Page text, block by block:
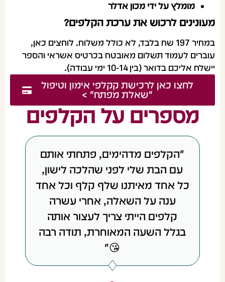
מומלץ על ידי מכון אדלר
מעונינים לרכוש את ערכת הקלפים?
במחיר 197 שח בלבד, לא כולל משלוח. לוחצים כאן,
עוברים לעמוד תשלום מאובטח בכרטיס אשראי והספר
יישלח אליכם בדואר (בין 10-14 ימי עבודה).
לחצו כאן לרכישת קקלפי אימון וטיפול
"שאלת מפתח" >
מספרים על הקלפים
"הקלפים מדהימים, פתחתי אותם
עם הבת שלי לפני שהלכה לישון,
כל אחד מאיתנו שלף קלף וכל אחד
ענה על השאלה, אחרי עשרה
קלפים הייתי צריך לעצור אותה
בגלל השעה המאוחרת, תודה רבה
😘"